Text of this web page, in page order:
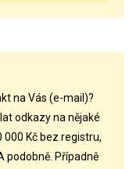
na Vás (e-mail)?
odkazy na nějaké
000 Kč bez registru,
podobně. Případně